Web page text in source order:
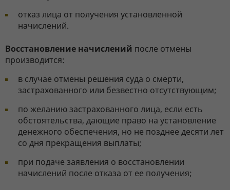
отказ лица от получения установленной
начислений.
Восстановление начислений после отмены
производится:
в случае отмены решения суда о смерти,
застрахованного или безвестно отсутствующим;
по желанию застрахованного лица, если есть
обстоятельства, дающие право на установление
денежного обеспечения, но не позднее десяти лет
со дня прекращения выплаты;
при подаче заявления о восстановлении
начислений после отказа от ее получения;